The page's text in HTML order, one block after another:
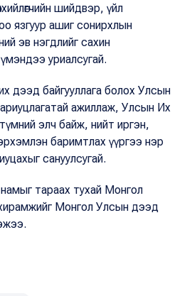
шийдвэр, үйл
язгуур ашиг сонирхлын
эв нэгдлийг сахин
уриалсугай.
дээд байгууллага болох Улсын
ажиллаж, Улсын Их
элч байж, нийт иргэн,
баримтлах үүргээ нэр
сануулсугай.
тараах тухай Монгол
Монгол Улсын дээд